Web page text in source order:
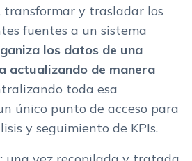
y trasladar los
fuentes a un sistema
los datos de una
actualizando de manera
toda esa
único punto de acceso para
y seguimiento de KPIs.